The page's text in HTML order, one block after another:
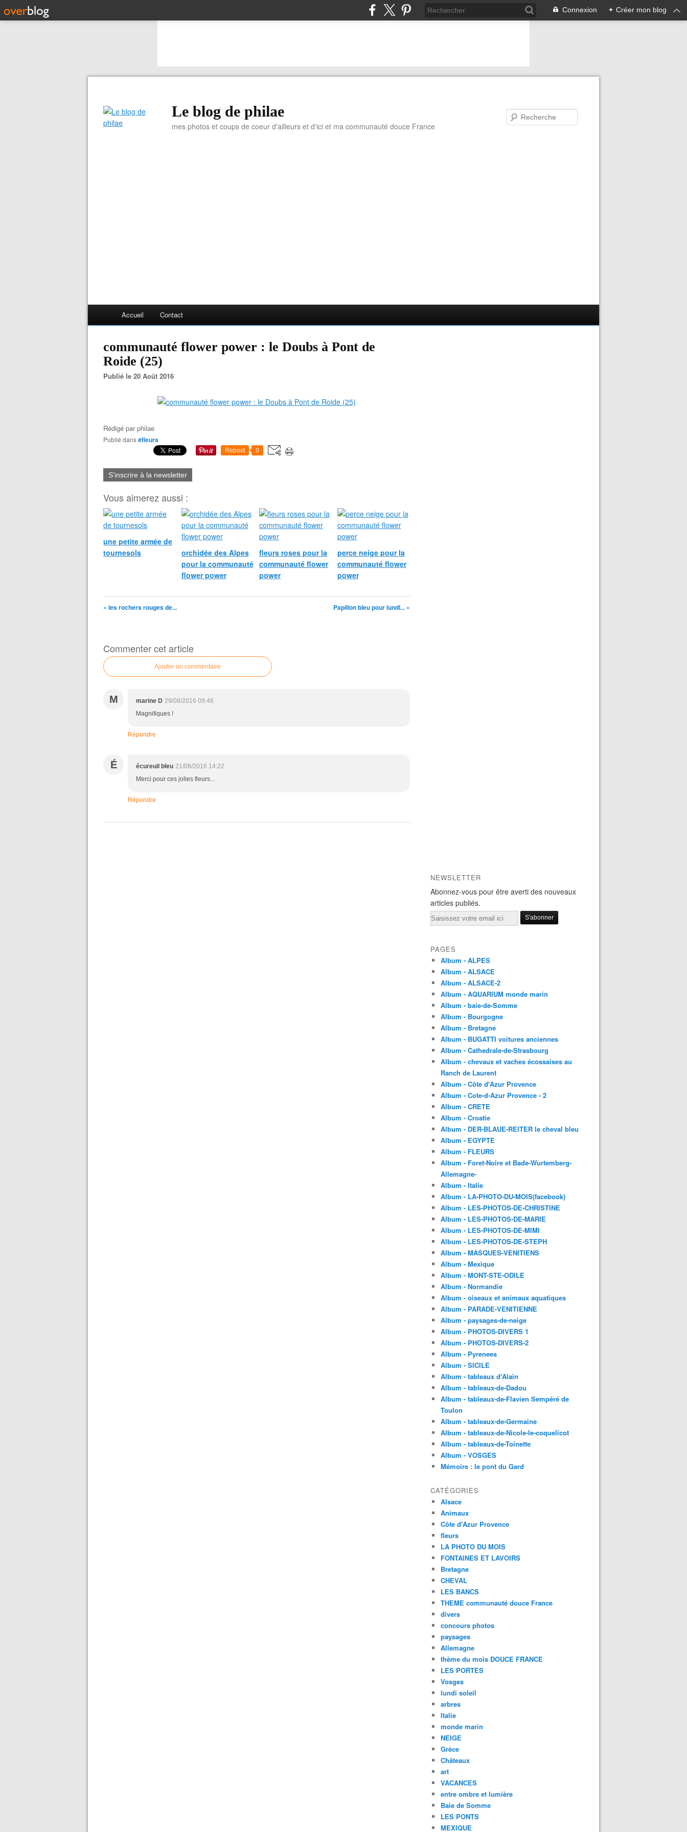
Connexion + Créer mon blog
Le blog de philae
mes photos et coups de coeur d'ailleurs et d'ici et ma communauté douce France
Accueil Contact
communauté flower power : le Doubs à Pont de
Roide (25)
Publié le 20 Août 2016
Rédigé parphilae
Publié dans#fleurs
Repost 0
S'inscrire à la newsletter
Vous aimerez aussi :
une petite armée de
tournesols
orchidée des Alpes
pour la communauté
flower power
fleurs roses pour la
communauté flower
power
perce neige pour la
communauté flower
power
« les rochers rouges de... Papillon bleu pour lundi... »
Commenter cet article
Ajouter un commentaire
M marine D 29/08/2016 09:46
Magnifiques !
Répondre
É écureuil bleu 21/08/2016 14:22
Merci pour ces jolies fleurs...
Répondre
NEWSLETTER
Abonnez-vous pour être averti des nouveaux
articles publiés.
Email
PAGES
Album - ALPES
Album - ALSACE
Album - ALSACE-2
Album - AQUARIUM monde marin
Album - baie-de-Somme
Album - Bourgogne
Album - Bretagne
Album - BUGATTI voitures anciennes
Album - Cathedrale-de-Strasbourg
Album - chevaux et vaches écossaises au
Ranch de Laurent
Album - Côte d'Azur Provence
Album - Cote-d-Azur Provence - 2
Album - CRETE
Album - Croatie
Album - DER-BLAUE-REITER le cheval bleu
Album - EGYPTE
Album - FLEURS
Album - Foret-Noire et Bade-Wurtemberg-
Allemagne-
Album - Italie
Album - LA-PHOTO-DU-MOIS(facebook)
Album - LES-PHOTOS-DE-CHRISTINE
Album - LES-PHOTOS-DE-MARIE
Album - LES-PHOTOS-DE-MIMI
Album - LES-PHOTOS-DE-STEPH
Album - MASQUES-VENITIENS
Album - Mexique
Album - MONT-STE-ODILE
Album - Normandie
Album - oiseaux et animaux aquatiques
Album - PARADE-VENITIENNE
Album - paysages-de-neige
Album - PHOTOS-DIVERS 1
Album - PHOTOS-DIVERS-2
Album - Pyrenees
Album - SICILE
Album - tableaux d'Alain
Album - tableaux-de-Dadou
Album - tableaux-de-Flavien Sempéré de
Toulon
Album - tableaux-de-Germaine
Album - tableaux-de-Nicole-le-coquelicot
Album - tableaux-de-Toinette
Album - VOSGES
Mémoire : le pont du Gard
CATÉGORIES
Alsace
Animaux
Côte d'Azur Provence
fleurs
LA PHOTO DU MOIS
FONTAINES ET LAVOIRS
Bretagne
CHEVAL
LES BANCS
THEME communauté douce France
divers
concours photos
paysages
Allemagne
thème du mois DOUCE FRANCE
LES PORTES
Vosges
lundi soleil
arbres
Italie
monde marin
NEIGE
Grèce
Châteaux
art
VACANCES
entre ombre et lumière
Baie de Somme
LES PONTS
MEXIQUE